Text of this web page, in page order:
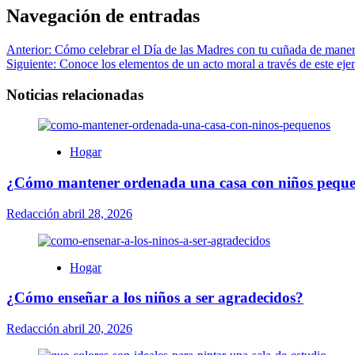
Navegación de entradas
Anterior: Cómo celebrar el Día de las Madres con tu cuñada de
Siguiente: Conoce los elementos de un acto moral a través de este
Noticias relacionadas
Hogar
¿Cómo mantener ordenada una casa con niños
Redacción abril 28, 2026
Hogar
¿Cómo enseñar a los niños a ser agradecidos?
Redacción abril 20, 2026